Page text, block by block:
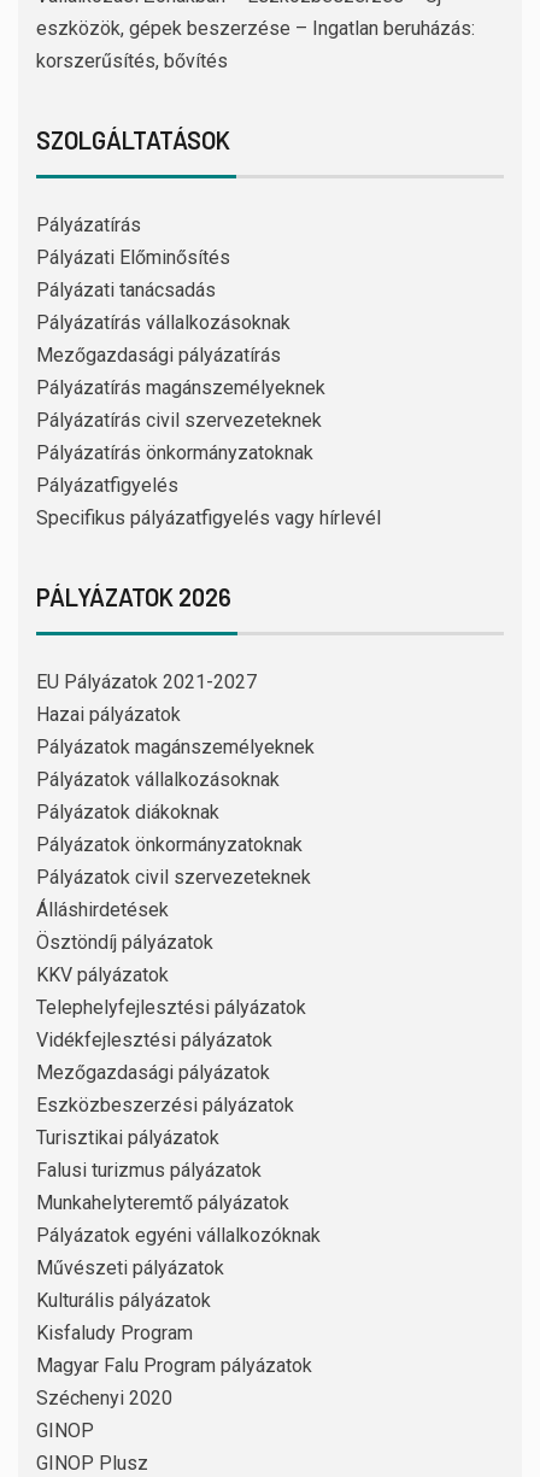
eszközök, gépek beszerzése – Ingatlan beruházás:
korszerűsítés, bővítés
SZOLGÁLTATÁSOK
Pályázatírás
Pályázati Előminősítés
Pályázati tanácsadás
Pályázatírás vállalkozásoknak
Mezőgazdasági pályázatírás
Pályázatírás magánszemélyeknek
Pályázatírás civil szervezeteknek
Pályázatírás önkormányzatoknak
Pályázatfigyelés
Specifikus pályázatfigyelés vagy hírlevél
PÁLYÁZATOK 2026
EU Pályázatok 2021-2027
Hazai pályázatok
Pályázatok magánszemélyeknek
Pályázatok vállalkozásoknak
Pályázatok diákoknak
Pályázatok önkormányzatoknak
Pályázatok civil szervezeteknek
Álláshirdetések
Ösztöndíj pályázatok
KKV pályázatok
Telephelyfejlesztési pályázatok
Vidékfejlesztési pályázatok
Mezőgazdasági pályázatok
Eszközbeszerzési pályázatok
Turisztikai pályázatok
Falusi turizmus pályázatok
Munkahelyteremtő pályázatok
Pályázatok egyéni vállalkozóknak
Művészeti pályázatok
Kulturális pályázatok
Kisfaludy Program
Magyar Falu Program pályázatok
Széchenyi 2020
GINOP
GINOP Plusz